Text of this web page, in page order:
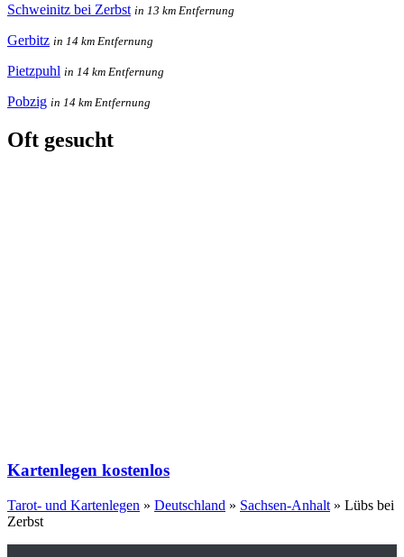
Schweinitz bei Zerbst in 13 km Entfernung
Gerbitz in 14 km Entfernung
Pietzpuhl in 14 km Entfernung
Pobzig in 14 km Entfernung
Oft gesucht
Kartenlegen kostenlos
Tarot- und Kartenlegen » Deutschland » Sachsen-Anhalt » Lübs bei
Zerbst